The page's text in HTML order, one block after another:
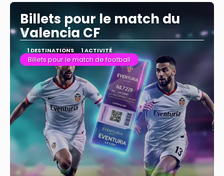
Billets pour le match du
Valencia CF
1 DESTINATIONS 1 ACTIVITÉ
Billets pour le match de football